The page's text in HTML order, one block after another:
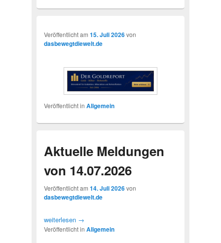
Veröffentlicht am 15. Juli 2026von
dasbewegtdiewelt.de
Veröffentlicht in Allgemein
Aktuelle Meldungen
von 14.07.2026
Veröffentlicht am 14. Juli 2026von
dasbewegtdiewelt.de
weiterlesen →
Veröffentlicht in Allgemein